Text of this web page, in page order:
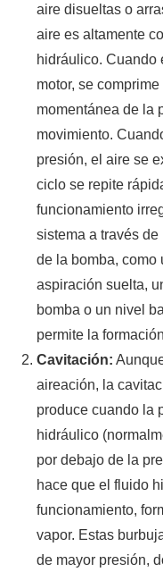
aire disueltas o
aire es altamente
hidráulico. Cuando
motor, se
momentánea de la
movimiento.
presión, el aire se
ciclo se repite
funcionamiento
sistema a través
de la bomba, como
aspiración suelta,
bomba o un nivel
permite la
Cavitación:
aireación, la
produce cuando la
hidráulico
por debajo de la
hace que el fluido
funcionamiento,
vapor. Estas
de mayor presión,